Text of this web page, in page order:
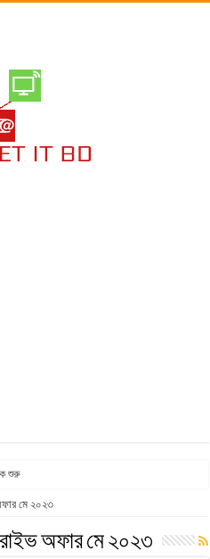
শুরু
মে ২০২৩
অফার মে ২০২৩